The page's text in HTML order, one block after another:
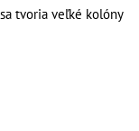
tvoria veľké kolóny